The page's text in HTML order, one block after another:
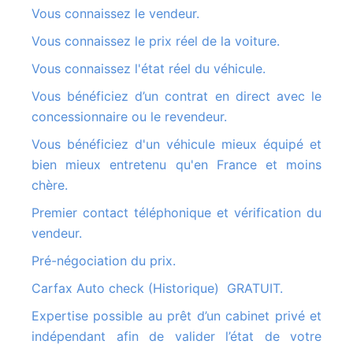
Vous connaissez le vendeur.
Vous connaissez le prix réel de la voiture.
Vous connaissez l'état réel du véhicule.
Vous bénéficiez d’un contrat en direct avec le
concessionnaire ou le revendeur.
Vous bénéficiez d'un véhicule mieux équipé et
bien mieux entretenu qu'en France et moins
chère.
Premier contact téléphonique et vérification du
vendeur.
Pré-négociation du prix.
Carfax Auto check (Historique) GRATUIT.
Expertise possible au prêt d’un cabinet privé et
indépendant afin de valider l’état de votre